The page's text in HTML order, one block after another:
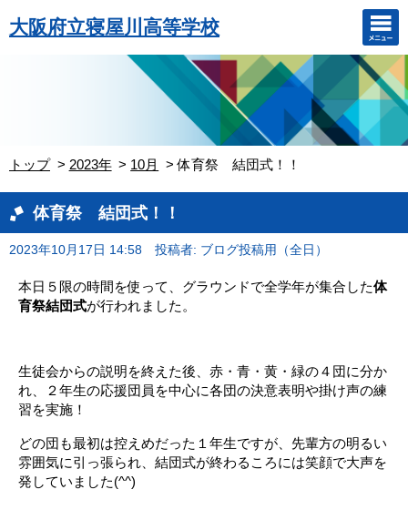
大阪府立寝屋川高等学校
トップ 2023年 10月 体育祭 結団式！！
体育祭 結団式！！
2023年10月17日 14:58 投稿者: ブログ投稿用（全日）
本日５限の時間を使って、グラウンドで全学年が集合した体
育祭結団式が行われました。
生徒会からの説明を終えた後、赤・青・黄・緑の４団に分か
れ、２年生の応援団員を中心に各団の決意表明や掛け声の練
習を実施！
どの団も最初は控えめだった１年生ですが、先輩方の明るい
雰囲気に引っ張られ、結団式が終わるころには笑顔で大声を
発していました(^^)